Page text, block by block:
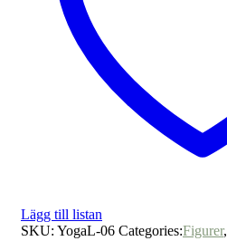
Lägg till listan
SKU: YogaL-06 Categories:Figurer,